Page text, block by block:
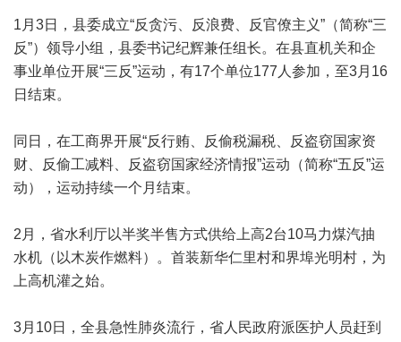
1月3日，县委成立“反贪污、反浪费、反官僚主义”（简称“三
反”）领导小组，县委书记纪辉兼任组长。在县直机关和企
事业单位开展“三反”运动，有17个单位177人参加，至3月16
日结束。
同日，在工商界开展“反行贿、反偷税漏税、反盗窃国家资
财、反偷工减料、反盗窃国家经济情报”运动（简称“五反”运
动），运动持续一个月结束。
2月，省水利厅以半奖半售方式供给上高2台10马力煤汽抽
水机（以木炭作燃料）。首装新华仁里村和界埠光明村，为
上高机灌之始。
3月10日，全县急性肺炎流行，省人民政府派医护人员赶到